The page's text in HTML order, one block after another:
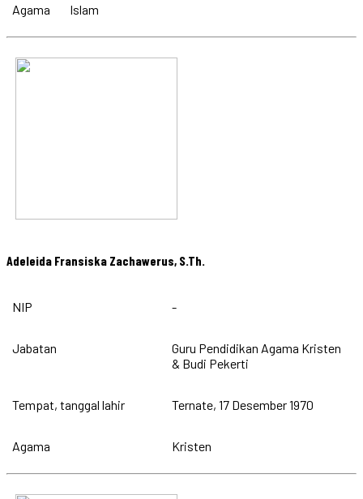
Agama Islam
Adeleida Fransiska Zachawerus, S.Th.
NIP -
Jabatan
Guru Pendidikan Agama Kristen
& Budi Pekerti
Tempat, tanggal lahir Ternate, 17 Desember 1970
Agama Kristen